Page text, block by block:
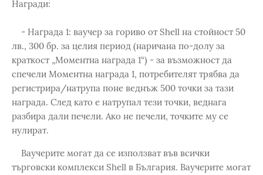
Награди:
- Награда 1: ваучер за гориво от Shell на стойност 50
лв., 300 бр. за целия период (наричана по-долу за
краткост „Моментна награда 1“) - за възможност да
спечели Моментна награда 1, потребителят трябва да
регистрира/натрупа поне веднъж 500 точки за тази
награда. След като е натрупал тези точки, веднага
разбира дали печели. Ако не печели, точките му се
нулират.
Ваучерите могат да се използват във всички
търговски комплекси Shell в България. Ваучерите могат